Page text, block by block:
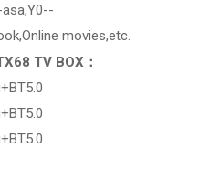
movies,etc.
TV BOX：